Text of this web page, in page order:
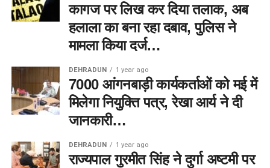
कागज पर लिख कर दिया तलाक, अब
हलाला का बना रहा दबाव, पुलिस ने
मामला किया दर्ज…
DEHRADUN 1 year ago
7000 आंगनबाड़ी कार्यकर्ताओं को मई में
मिलेगा नियुक्ति पत्र, रेखा आर्य ने दी
जानकारी…
DEHRADUN 1 year ago
राज्यपाल गुरमीत सिंह ने दुर्गा अष्टमी पर